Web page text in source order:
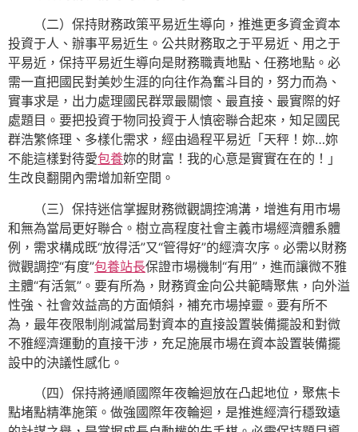
（二）保持財務政策平易近生導向，推進更多資金資本
投資于人、辦事平易近生。公共財務取之于平易近、用之于
平易近，保持平易近生導向是財務職責地點、任務地點。必
需一直把國民對美妙生涯的向往作為奮斗目的，努力而為、
實事求是，出力處理國民群眾最關懷、最直接、最實際的好
處題目。要把投資于物同投資于人慎密聯合起來，知足國民
群浩繁條理、多樣化需求，經由過程平易近「天秤！妳…妳
不能這樣對待愛包養妳的財富！我的心意是實實在在的！」
生改良翻開內需增加新空間。
（三）保持迷信掌握財務微觀調控鴻溝，增進有用市場
和無為當局更好聯合。樹立高程度社會主義市場經濟體系體
例，需求構成既“放得活”又“管得好”的經濟次序。必需以財務
微觀調控“有度”包養站長保證市場機制“有用”，進而讓微不雅
主體“有活氣”。要有所為，財務資金向公共範疇聚焦，向外溢
性強、社會效益高的方面傾斜，補充市場掉靈。要有所不
為，最年夜限制削減當局對資本的直接設置裝備擺設和對微
不雅經濟運動的直接干涉，充足施展市場在資本設置裝備擺
設中的決議性感化。
（四）保持將通順國際年夜輪迴放在凸起地位，聚焦卡
點堵點精準施策。做強國際年夜輪迴，是推進經濟行穩致遠